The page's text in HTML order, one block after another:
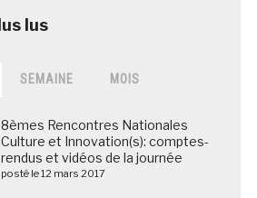
SEMAINE MOIS
8èmes Rencontres Nationales
Culture et Innovation(s): comptes-
rendus et vidéos de la journée
posté le 12 mars 2017